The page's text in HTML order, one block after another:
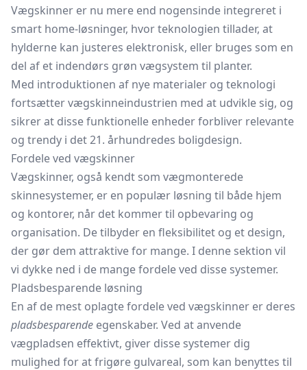
Vægskinner er nu mere end nogensinde integreret i
smart home-løsninger, hvor teknologien tillader, at
hylderne kan justeres elektronisk, eller bruges som en
del af et indendørs grøn vægsystem til planter.
Med introduktionen af nye materialer og teknologi
fortsætter vægskinneindustrien med at udvikle sig, og
sikrer at disse funktionelle enheder forbliver relevante
og trendy i det 21. århundredes boligdesign.
Fordele ved vægskinner
Vægskinner, også kendt som vægmonterede
skinnesystemer, er en populær løsning til både hjem
og kontorer, når det kommer til opbevaring og
organisation. De tilbyder en fleksibilitet og et design,
der gør dem attraktive for mange. I denne sektion vil
vi dykke ned i de mange fordele ved disse systemer.
Pladsbesparende løsning
En af de mest oplagte fordele ved vægskinner er deres
pladsbesparende egenskaber. Ved at anvende
vægpladsen effektivt, giver disse systemer dig
mulighed for at frigøre gulvareal, som kan benyttes til